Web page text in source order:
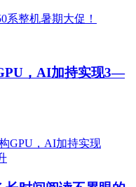
，AI加持实现3—